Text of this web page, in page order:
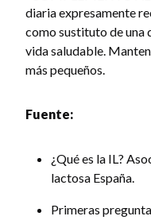
diaria expresamente
como sustituto de una
vida saludable.
más pequeños.
Fuente:
¿Qué es la IL?
lactosa España.
Primeras